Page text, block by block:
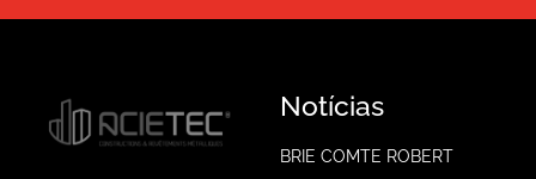
Notícias
BRIE COMTE ROBERT